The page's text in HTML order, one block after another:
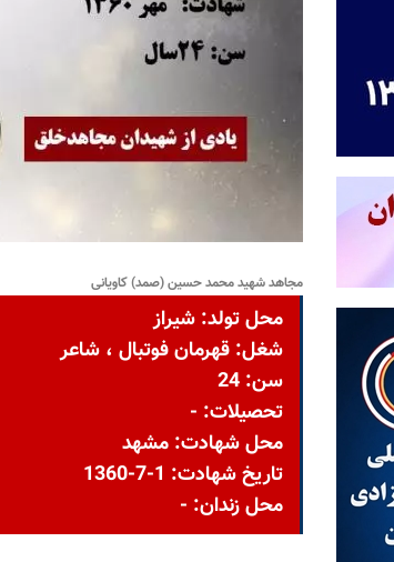
مجاهد شهید محمد حسین (صمد) کاویانی
محل تولد: شيراز
شغل: قهرمان فوتبال ، شاعر
سن: 24
تحصیلات: -
محل شهادت: مشهد
تاریخ شهادت: 1-7-1360
محل زندان: -